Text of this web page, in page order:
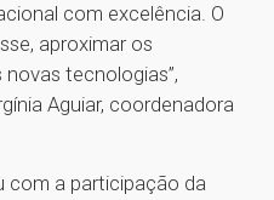
com excelência. O
aproximar os
tecnologias”,
Aguiar, coordenadora
com a participação da